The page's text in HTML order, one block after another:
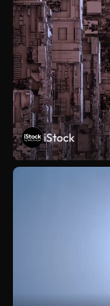
iStock